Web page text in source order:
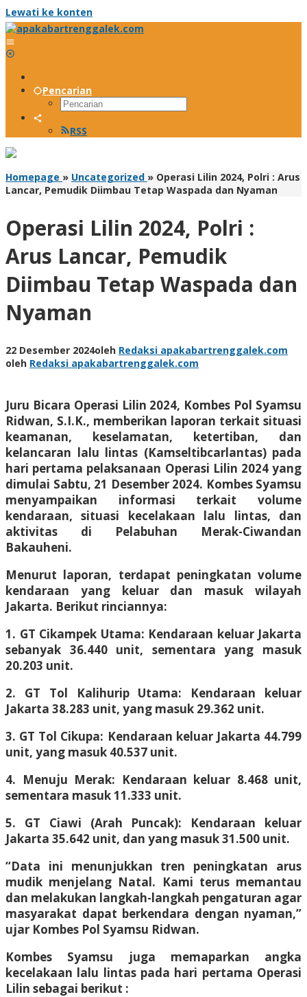
Lewati ke konten
Pencarian
RSS
Homepage » Uncategorized » Operasi Lilin 2024, Polri : Arus
Lancar, Pemudik Diimbau Tetap Waspada dan Nyaman
Operasi Lilin 2024, Polri :
Arus Lancar, Pemudik
Diimbau Tetap Waspada dan
Nyaman
22 Desember 2024oleh Redaksi apakabartrenggalek.com
oleh Redaksi apakabartrenggalek.com
Juru Bicara Operasi Lilin 2024, Kombes Pol Syamsu
Ridwan, S.I.K., memberikan laporan terkait situasi
keamanan, keselamatan, ketertiban, dan
kelancaran lalu lintas (Kamseltibcarlantas) pada
hari pertama pelaksanaan Operasi Lilin 2024 yang
dimulai Sabtu, 21 Desember 2024. Kombes Syamsu
menyampaikan informasi terkait volume
kendaraan, situasi kecelakaan lalu lintas, dan
aktivitas di Pelabuhan Merak-Ciwandan
Bakauheni.
Menurut laporan, terdapat peningkatan volume
kendaraan yang keluar dan masuk wilayah
Jakarta. Berikut rinciannya:
1. GT Cikampek Utama: Kendaraan keluar Jakarta
sebanyak 36.440 unit, sementara yang masuk
20.203 unit.
2. GT Tol Kalihurip Utama: Kendaraan keluar
Jakarta 38.283 unit, yang masuk 29.362 unit.
3. GT Tol Cikupa: Kendaraan keluar Jakarta 44.799
unit, yang masuk 40.537 unit.
4. Menuju Merak: Kendaraan keluar 8.468 unit,
sementara masuk 11.333 unit.
5. GT Ciawi (Arah Puncak): Kendaraan keluar
Jakarta 35.642 unit, dan yang masuk 31.500 unit.
“Data ini menunjukkan tren peningkatan arus
mudik menjelang Natal. Kami terus memantau
dan melakukan langkah-langkah pengaturan agar
masyarakat dapat berkendara dengan nyaman,”
ujar Kombes Pol Syamsu Ridwan.
Kombes Syamsu juga memaparkan angka
kecelakaan lalu lintas pada hari pertama Operasi
Lilin sebagai berikut :